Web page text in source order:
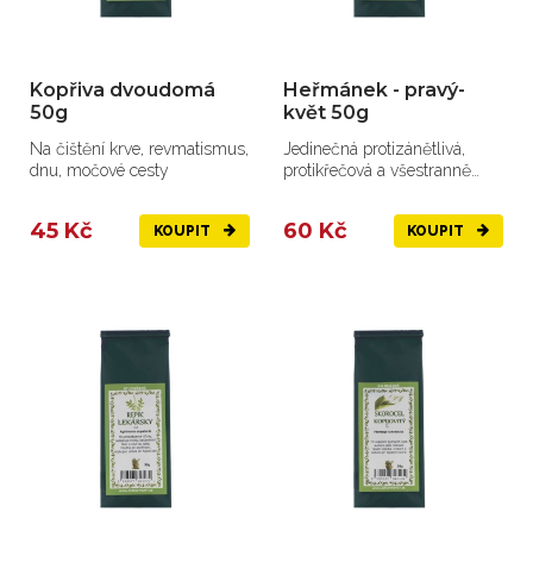
Kopřiva dvoudomá
50g
Na čištění krve, revmatismus,
dnu, močové cesty
45 Kč KOUPIT
Heřmánek - pravý-
květ 50g
Jedinečná protizánětlivá,
protikřečová a všestranně
60 Kč KOUPIT